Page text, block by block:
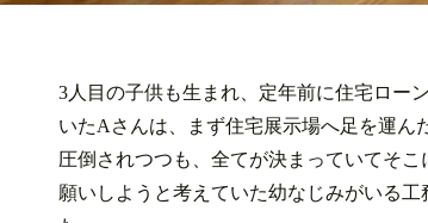
3人目の子供も生まれ、定年前に住宅ロー
いたAさんは、まず住宅展示場へ足を運ん
圧倒されつつも、全てが決まっていてそ
願いしようと考えていた幼なじみがいる